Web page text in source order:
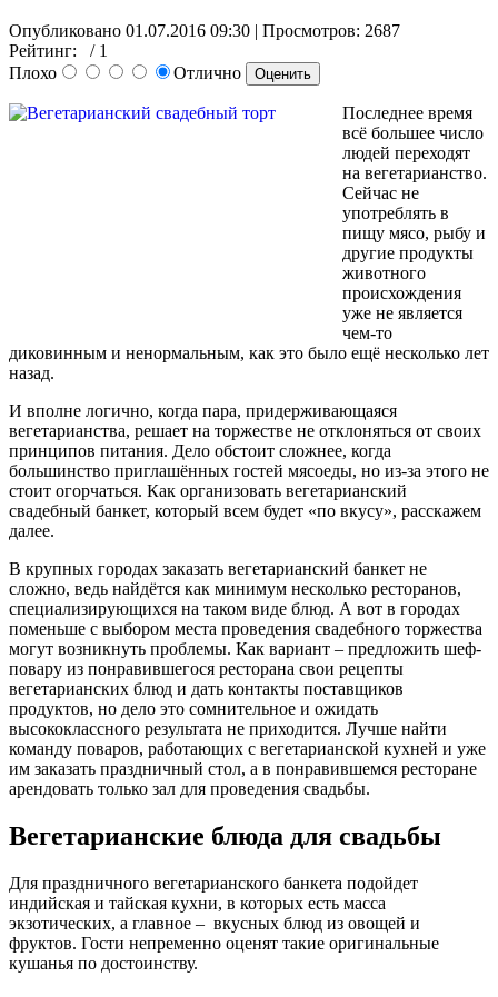
Опубликовано 01.07.2016 09:30 | Просмотров: 2687
Рейтинг:
/ 1
Плохо
Отлично
Последнее время
всё большее число
людей переходят
на вегетарианство.
Сейчас не
употреблять в
пищу мясо, рыбу и
другие продукты
животного
происхождения
уже не является
чем-то
диковинным и ненормальным, как это было ещё несколько лет
назад.
И вполне логично, когда пара, придерживающаяся
вегетарианства, решает на торжестве не отклоняться от своих
принципов питания. Дело обстоит сложнее, когда
большинство приглашённых гостей мясоеды, но из-за этого не
стоит огорчаться. Как организовать вегетарианский
свадебный банкет, который всем будет «по вкусу», расскажем
далее.
В крупных городах заказать вегетарианский банкет не
сложно, ведь найдётся как минимум несколько ресторанов,
специализирующихся на таком виде блюд. А вот в городах
поменьше с выбором места проведения свадебного торжества
могут возникнуть проблемы. Как вариант – предложить шеф-
повару из понравившегося ресторана свои рецепты
вегетарианских блюд и дать контакты поставщиков
продуктов, но дело это сомнительное и ожидать
высококлассного результата не приходится. Лучше найти
команду поваров, работающих с вегетарианской кухней и уже
им заказать праздничный стол, а в понравившемся ресторане
арендовать только зал для проведения свадьбы.
Вегетарианские блюда для свадьбы
Для праздничного вегетарианского банкета подойдет
индийская и тайская кухни, в которых есть масса
экзотических, а главное – вкусных блюд из овощей и
фруктов. Гости непременно оценят такие оригинальные
кушанья по достоинству.